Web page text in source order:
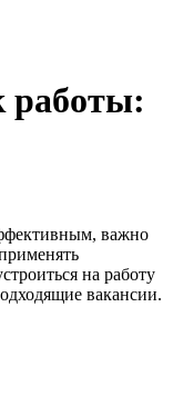
работы:
важно
на работу
вакансии.